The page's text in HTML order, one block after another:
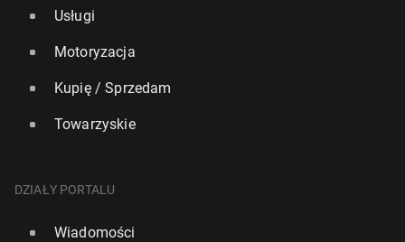
Usługi
Motoryzacja
Kupię / Sprzedam
Towarzyskie
DZIAŁY PORTALU
Wiadomości